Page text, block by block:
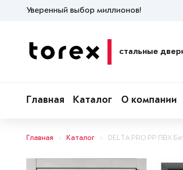
Уверенный выбор миллионов!
стальные
Главная Каталог О компании
Главная Каталог DELTA PRO PP ПВХ